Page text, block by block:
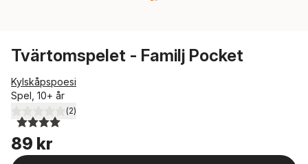
Tvärtomspelet - Familj Pocket
Kylskåpspoesi
Spel, 10+ år
4,0utav 5 stjärnor. Totalt antal röster:
(2)
89 kr